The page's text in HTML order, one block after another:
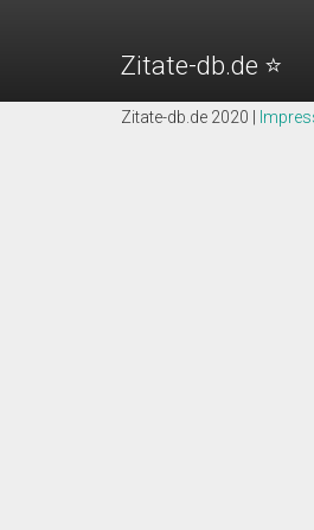
Zitate-db.de ⭐️
"Wenn die Kinder
Zitate-db.de 2020 |